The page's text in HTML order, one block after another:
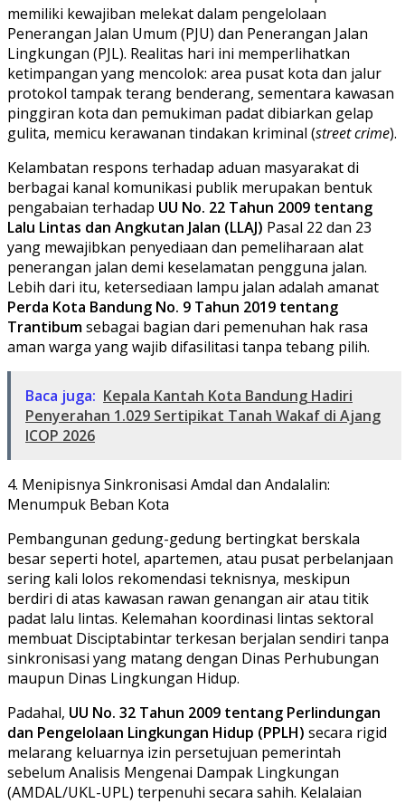
memiliki kewajiban melekat dalam pengelolaan
Penerangan Jalan Umum (PJU) dan Penerangan Jalan
Lingkungan (PJL). Realitas hari ini memperlihatkan
ketimpangan yang mencolok: area pusat kota dan jalur
protokol tampak terang benderang, sementara kawasan
pinggiran kota dan pemukiman padat dibiarkan gelap
gulita, memicu kerawanan tindakan kriminal (street crime).
​Kelambatan respons terhadap aduan masyarakat di
berbagai kanal komunikasi publik merupakan bentuk
pengabaian terhadap UU No. 22 Tahun 2009 tentang
Lalu Lintas dan Angkutan Jalan (LLAJ) Pasal 22 dan 23
yang mewajibkan penyediaan dan pemeliharaan alat
penerangan jalan demi keselamatan pengguna jalan.
Lebih dari itu, ketersediaan lampu jalan adalah amanat
Perda Kota Bandung No. 9 Tahun 2019 tentang
Trantibumsebagai bagian dari pemenuhan hak rasa
aman warga yang wajib difasilitasi tanpa tebang pilih.
Baca juga: Kepala Kantah Kota Bandung Hadiri
Penyerahan 1.029 Sertipikat Tanah Wakaf di Ajang
ICOP 2026
​4. Menipisnya Sinkronisasi Amdal dan Andalalin:
Menumpuk Beban Kota
​Pembangunan gedung-gedung bertingkat berskala
besar seperti hotel, apartemen, atau pusat perbelanjaan
sering kali lolos rekomendasi teknisnya, meskipun
berdiri di atas kawasan rawan genangan air atau titik
padat lalu lintas. Kelemahan koordinasi lintas sektoral
membuat Disciptabintar terkesan berjalan sendiri tanpa
sinkronisasi yang matang dengan Dinas Perhubungan
maupun Dinas Lingkungan Hidup.
​Padahal, UU No. 32 Tahun 2009 tentang Perlindungan
dan Pengelolaan Lingkungan Hidup (PPLH) secara rigid
melarang keluarnya izin persetujuan pemerintah
sebelum Analisis Mengenai Dampak Lingkungan
(AMDAL/UKL-UPL) terpenuhi secara sahih. Kelalaian